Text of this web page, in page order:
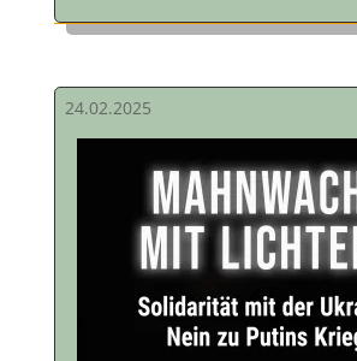
24.02.2025